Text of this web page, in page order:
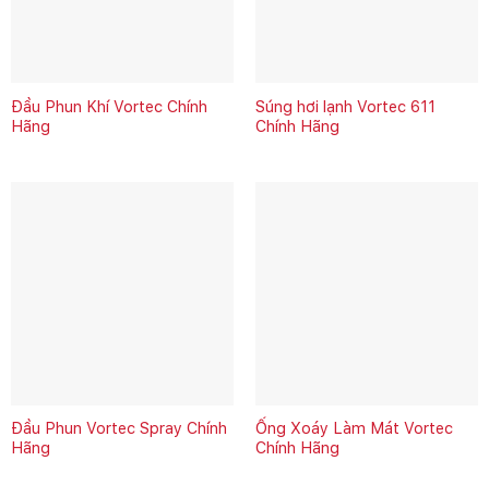
Đầu Phun Khí Vortec Chính
Hãng
Súng hơi lạnh Vortec 611
Chính Hãng
Đầu Phun Vortec Spray Chính
Hãng
Ống Xoáy Làm Mát Vortec
Chính Hãng